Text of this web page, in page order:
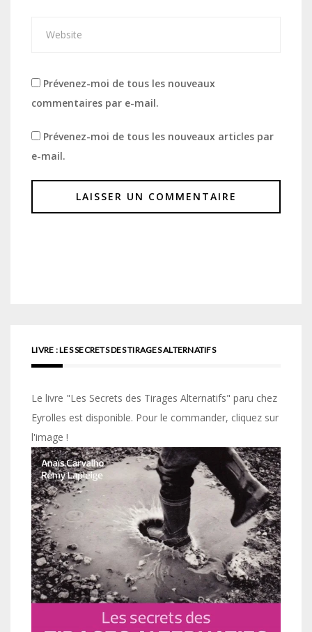
Prévenez-moi de tous les nouveaux
commentaires par e-mail.
Prévenez-moi de tous les nouveaux articles par
e-mail.
LIVRE : LES SECRETS DES TIRAGES ALTERNATIFS
Le livre "Les Secrets des Tirages Alternatifs" paru chez
Eyrolles est disponible. Pour le commander, cliquez sur
l'image !